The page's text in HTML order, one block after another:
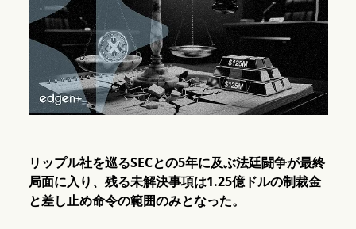
リップル社を巡るSECとの5年に及ぶ法廷闘争が最終
局面に入り、残る未解決事項は1.25億ドルの制裁金
と差し止め命令の範囲のみとなった。